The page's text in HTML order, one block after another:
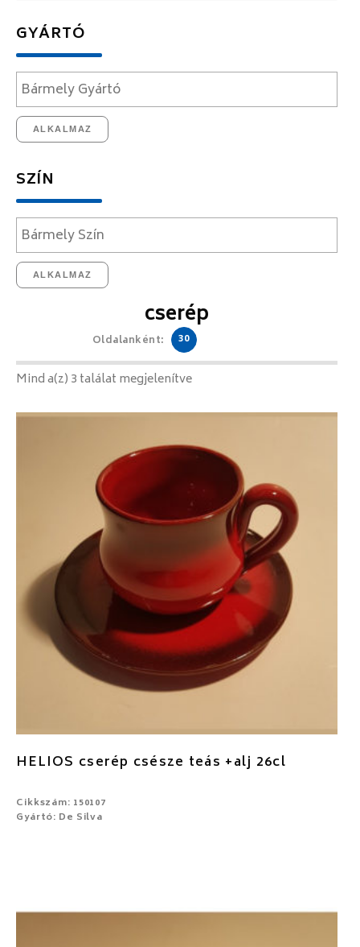
GYÁRTÓ
ALKALMAZ
SZÍN
ALKALMAZ
cserép
Oldalanként: 30
Mind a(z) 3 találat megjelenítve
HELIOS cserép csésze teás +alj 26cl
Cikkszám: 150107
Gyártó: De Silva